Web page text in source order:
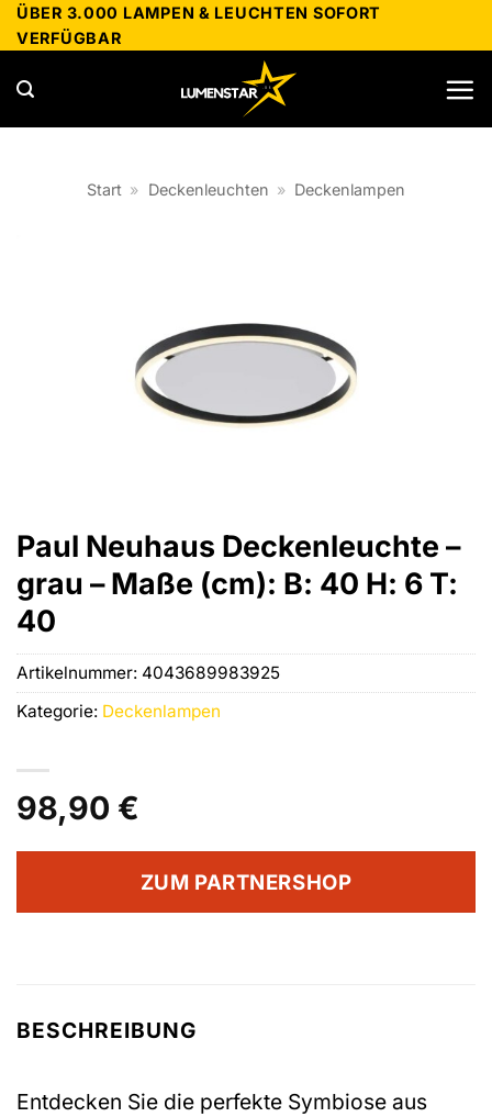
Zum
Inhalt
springen
ÜBER 3.000 LAMPEN & LEUCHTEN SOFORT
VERFÜGBAR
Start » Deckenleuchten » Deckenlampen
Paul Neuhaus Deckenleuchte –
grau – Maße (cm): B: 40 H: 6 T:
40
98,90 €
ZUM PARTNERSHOP
Artikelnummer: 4043689983925
Kategorie: Deckenlampen
BESCHREIBUNG
Entdecken Sie die perfekte Symbiose aus